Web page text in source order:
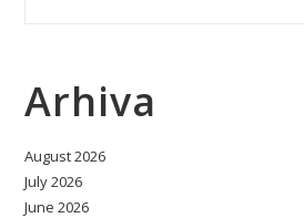
Arhiva
August 2026
July 2026
June 2026